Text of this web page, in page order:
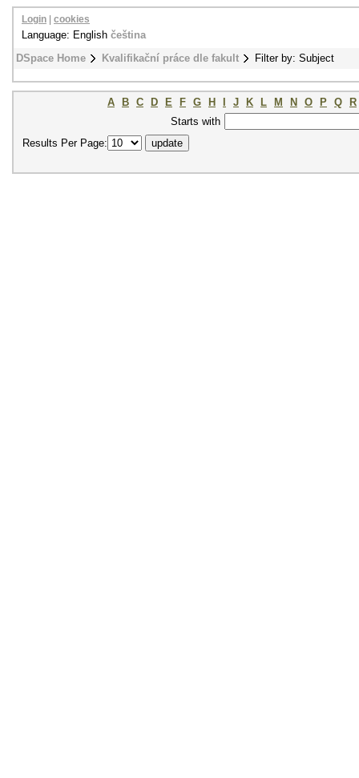
DSpace Home Kvalifikační práce dle fakult Filter by: Subject
Login cookies
Language: English čeština
A B C D E F G H J K L M N O P Q
R
Starts with
Results Per Page: